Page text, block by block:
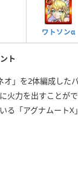
ワトソンα
ト
」を2体編成した
火力を出すことが
る「アグナムート